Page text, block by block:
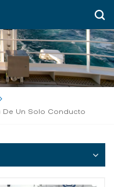
De Un Solo Conducto